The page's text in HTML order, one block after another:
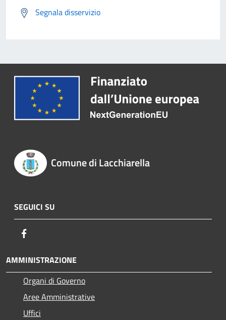
Segnala disservizio
Comune di Lacchiarella
SEGUICI SU
AMMINISTRAZIONE
Organi di Governo
Aree Amministrative
Uffici